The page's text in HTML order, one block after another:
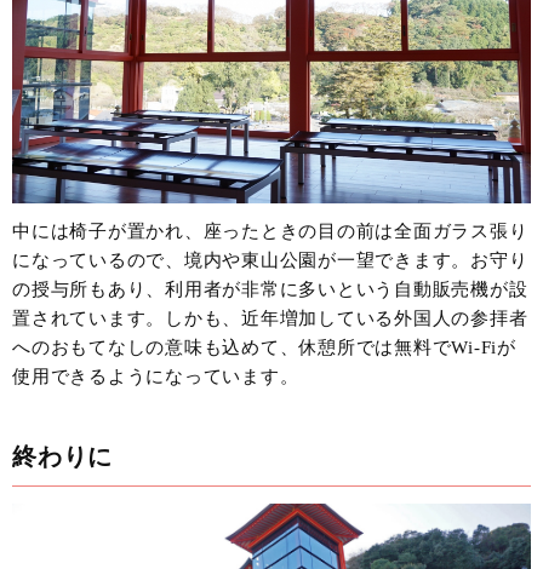
中には椅子が置かれ、座ったときの目の前は全面ガラス張り
になっているので、境内や東山公園が一望できます。お守り
の授与所もあり、利用者が非常に多いという自動販売機が設
置されています。しかも、近年増加している外国人の参拝者
へのおもてなしの意味も込めて、休憩所では無料でWi-Fiが
使用できるようになっています。
終わりに